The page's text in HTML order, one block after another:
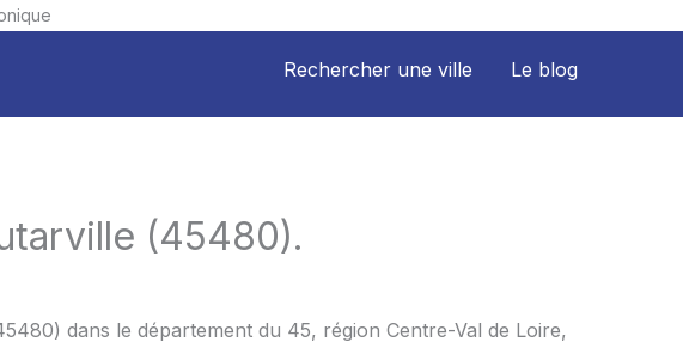
Rechercher une ville Le blog
(45480).
dans le département du 45, région Centre-Val de Loire,